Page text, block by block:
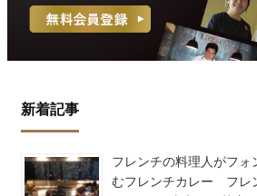
新着記事
フレンチの料理人がフォ
むフレンチカレー フレ